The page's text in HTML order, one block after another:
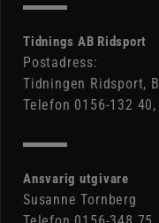
Tidnings AB Ridsport
Postadress:
Tidningen Ridsport,
Telefon 0156-132
Ansvarig utgivare
Susanne Tornberg